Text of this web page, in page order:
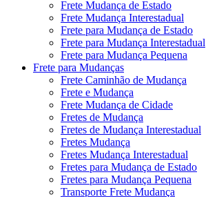
Frete Mudança de Estado
Frete Mudança Interestadual
Frete para Mudança de Estado
Frete para Mudança Interestadual
Frete para Mudança Pequena
Frete para Mudanças
Frete Caminhão de Mudança
Frete e Mudança
Frete Mudança de Cidade
Fretes de Mudança
Fretes de Mudança Interestadual
Fretes Mudança
Fretes Mudança Interestadual
Fretes para Mudança de Estado
Fretes para Mudança Pequena
Transporte Frete Mudança